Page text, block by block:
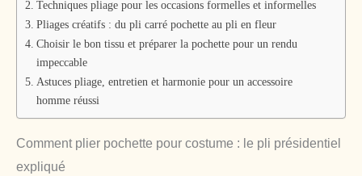
Techniques pliage pour les occasions formelles et informelles
Pliages créatifs : du pli carré pochette au pli en fleur
Choisir le bon tissu et préparer la pochette pour un rendu
impeccable
Astuces pliage, entretien et harmonie pour un accessoire
homme réussi
Comment plier pochette pour costume : le pli présidentiel
expliqué